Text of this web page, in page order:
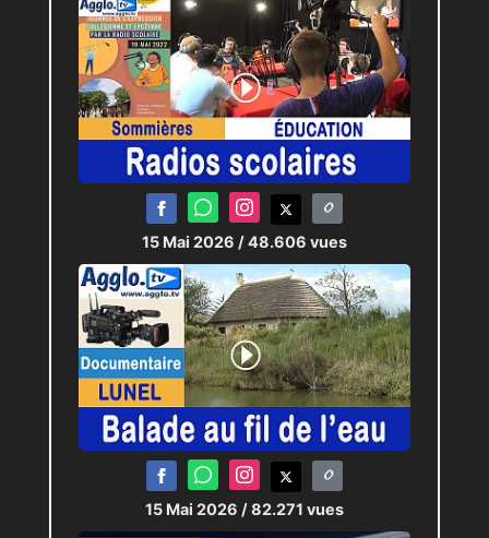
15 Mai 2026 / 48.606 vues
15 Mai 2026 / 82.271 vues